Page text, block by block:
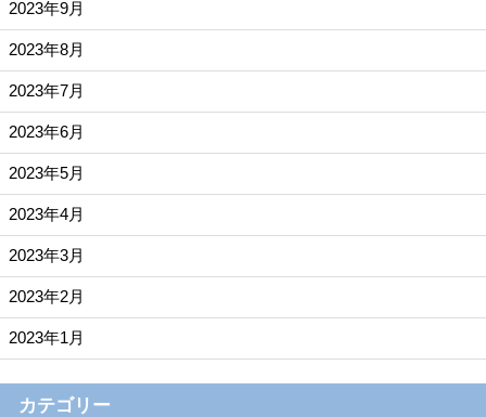
2023年9月
2023年8月
2023年7月
2023年6月
2023年5月
2023年4月
2023年3月
2023年2月
2023年1月
カテゴリー